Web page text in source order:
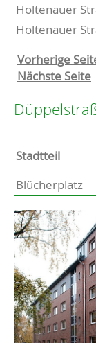
Holtenauer
Holtenauer
Vorherige
Nächste Seite
Basisdaten
Stadtteil
Blücherplatz
Beschreibung